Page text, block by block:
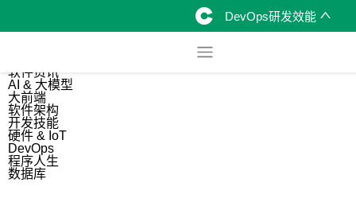
DevOps研发效能
软件资讯
AI & 大模型
大前端
软件架构
开发技能
硬件 & IoT
DevOps
程序人生
数据库